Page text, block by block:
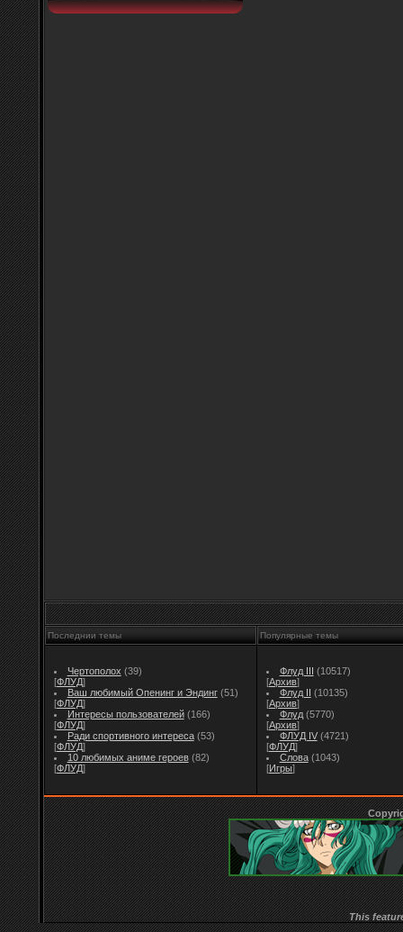
Последнии темы Популярные темы
Чертополох (39)
[ФЛУД]
Ваш любимый Опенинг и Эндинг (51)
[ФЛУД]
Интересы пользователей (166)
[ФЛУД]
Ради спортивного интереса (53)
[ФЛУД]
10 любимых аниме героев (82)
[ФЛУД]
Флуд III (10517)
[Архив]
Флуд II (10135)
[Архив]
Флуд (5770)
[Архив]
ФЛУД IV (4721)
[ФЛУД]
Слова (1043)
[Игры]
This